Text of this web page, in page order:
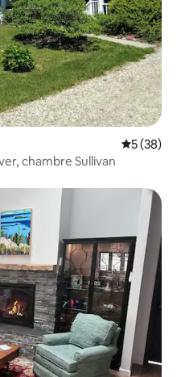
5 (38)
chambre Sullivan